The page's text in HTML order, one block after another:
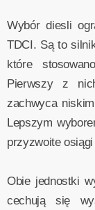
Wybór diesli
TDCI. Są to
które
Pierwszy z
zachwyca
Lepszym
przyzwoite
Obie jednostki
cechują się